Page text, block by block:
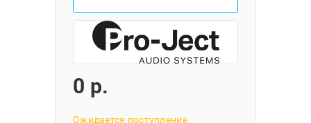
0 p.
Ожидается поступление